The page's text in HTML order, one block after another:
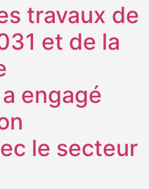
travaux de
et de la
engagé
le secteur